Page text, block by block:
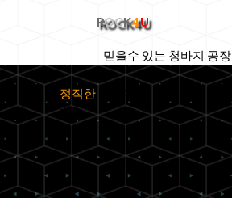
믿을수 있는 청바지 공장
ROCK4U
정직한 청바지
공장